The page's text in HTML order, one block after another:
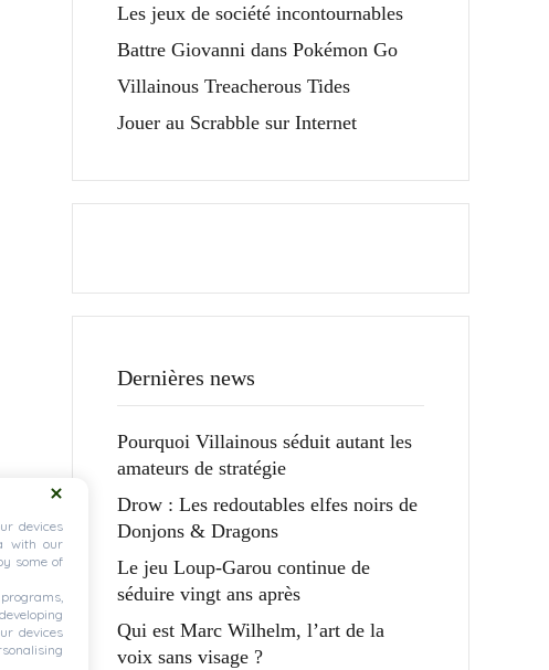
Les jeux de société incontournables
Battre Giovanni dans Pokémon Go
Villainous Treacherous Tides
Jouer au Scrabble sur Internet
Dernières news
Pourquoi Villainous séduit autant les
amateurs de stratégie
Drow : Les redoutables elfes noirs de
Donjons & Dragons
Le jeu Loup-Garou continue de
séduire vingt ans après
Qui est Marc Wilhelm, l’art de la
voix sans visage ?
devices
with our
some of
devices